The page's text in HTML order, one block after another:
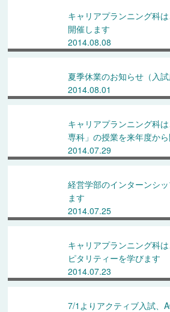
キャリアプランニング科
開催します
2014.08.08
夏季休業のお知らせ（入試
2014.08.01
キャリアプランニング科
専科」の授業を来年度か
2014.07.29
経営学部のインターンシ
ます
2014.07.25
キャリアプランニング科
ピタリティーを学びます
2014.07.23
7/1よりアクティブ入試、